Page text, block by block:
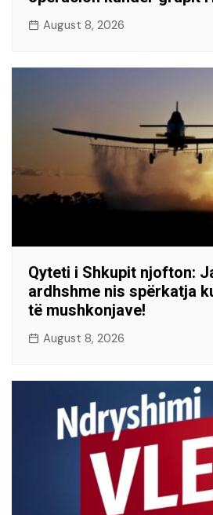
August 8, 2026
Qyteti i Shkupit njofton:
ardhshme nis spërkatja
të mushkonjave!
August 8, 2026